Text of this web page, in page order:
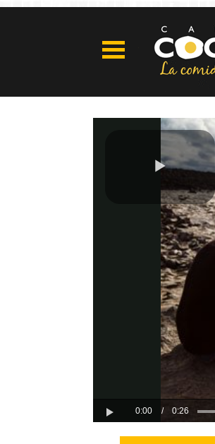
Play
0:00 /
0:26